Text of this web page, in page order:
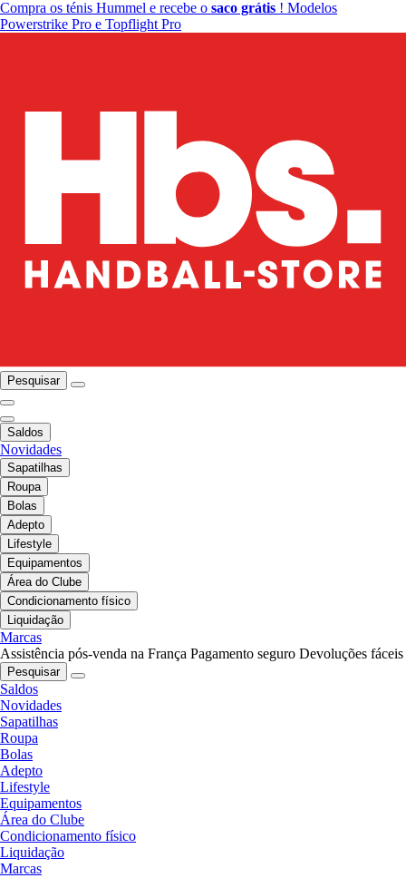
Compra os ténis Hummel e recebe o saco grátis ! Modelos
Powerstrike Pro e Topflight Pro
Pesquisar
Saldos
Novidades
Sapatilhas
Roupa
Bolas
Adepto
Lifestyle
Equipamentos
Área do Clube
Condicionamento físico
Liquidação
Marcas
Assistência pós-venda na França Pagamento seguro Devoluções fáceis
Pesquisar
Saldos
Novidades
Sapatilhas
Roupa
Bolas
Adepto
Lifestyle
Equipamentos
Área do Clube
Condicionamento físico
Liquidação
Marcas